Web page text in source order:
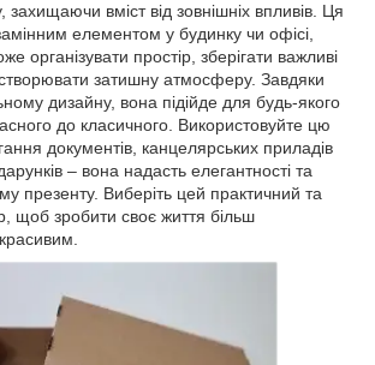
захищаючи вміст від зовнішніх впливів. Ця
елементом у будинку чи офісі,
організувати простір, зберігати важливі
затишну атмосферу. Завдяки
дизайну, вона підійде для будь-якого
до класичного. Використовуйте цю
документів, канцелярських приладів
– вона надасть елегантності та
презенту. Виберіть цей практичний та
щоб зробити своє життя більш